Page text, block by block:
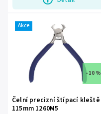
Akce
–10 %
Čelní precizní štípací kleště
115mm 1260M5